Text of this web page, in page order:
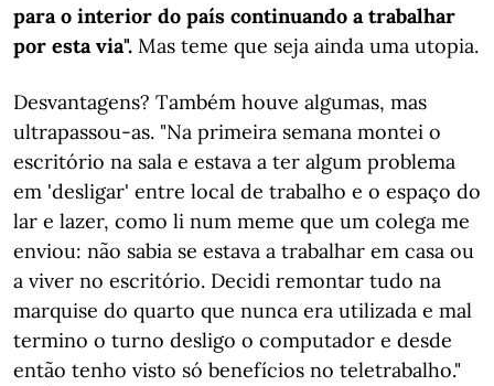
para o interior do país continuando a trabalhar
por esta via". Mas teme que seja ainda uma utopia.
Desvantagens? Também houve algumas, mas
ultrapassou-as. "Na primeira semana montei o
escritório na sala e estava a ter algum problema
em 'desligar' entre local de trabalho e o espaço do
lar e lazer, como li num meme que um colega me
enviou: não sabia se estava a trabalhar em casa ou
a viver no escritório. Decidi remontar tudo na
marquise do quarto que nunca era utilizada e mal
termino o turno desligo o computador e desde
então tenho visto só benefícios no teletrabalho."